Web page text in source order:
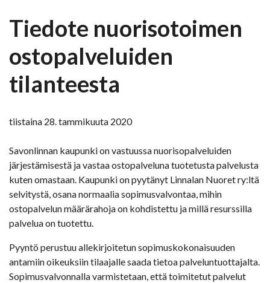
Tiedote nuorisotoimen
ostopalveluiden
tilanteesta
tiistaina 28. tammikuuta 2020
Savonlinnan kaupunki on vastuussa nuorisopalveluiden
järjestämisestä ja vastaa ostopalveluna tuotetusta palvelusta
kuten omastaan. Kaupunki on pyytänyt Linnalan Nuoret ry:ltä
selvitystä, osana normaalia sopimusvalvontaa, mihin
ostopalvelun määrärahoja on kohdistettu ja millä resurssilla
palvelua on tuotettu.
Pyyntö perustuu allekirjoitetun sopimuskokonaisuuden
antamiin oikeuksiin tilaajalle saada tietoa palveluntuottajalta.
Sopimusvalvonnalla varmistetaan, että toimitetut palvelut